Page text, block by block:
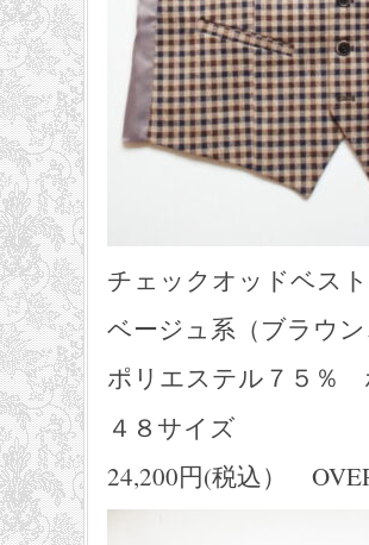
チェックオッドベスト
ベージュ系（ブラウン
ポリエステル７５％
４８サイズ
24,200円(税込）